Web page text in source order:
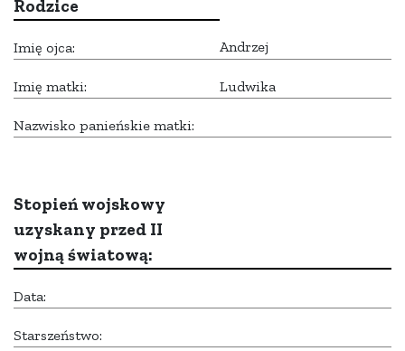
Rodzice
Imię ojca: Andrzej
Imię matki: Ludwika
Nazwisko panieńskie matki:
Stopień wojskowy
uzyskany przed II
wojną światową:
Data:
Starszeństwo: